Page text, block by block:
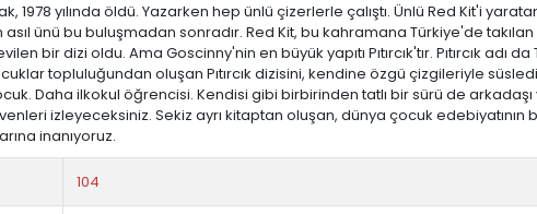
yılında öldü. Yazarken hep ünlü çizerlerle çalıştı. Ünlü Red Kit'i
ünü bu buluşmadan sonradır. Red Kit, bu kahramana Türkiye'de takılan
dizi oldu. Ama Goscinny'nin en büyük yapıtı Pıtırcık'tır. Pıtırcık adı da
topluluğundan oluşan Pıtırcık dizisini, kendine özgü çizgileriyle
Daha ilkokul öğrencisi. Kendisi gibi birbirinden tatlı bir sürü de
izleyeceksiniz. Sekiz ayrı kitaptan oluşan, dünya çocuk edebiyatının
inanıyoruz.
104